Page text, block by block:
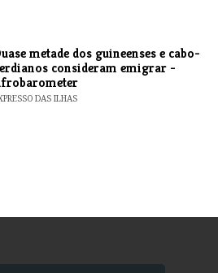
metade dos guineenses e cabo-
consideram emigrar -
DAS ILHAS